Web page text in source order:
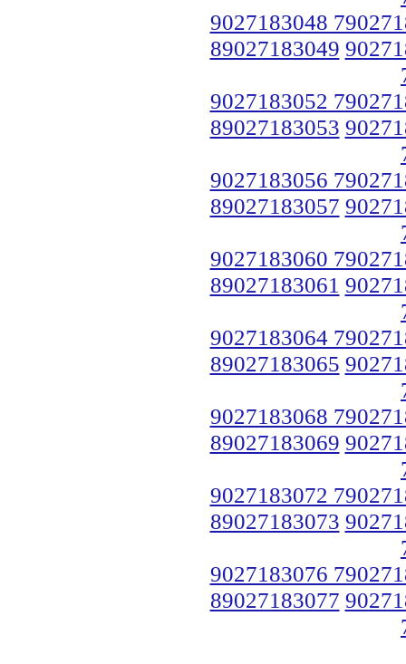
9027183048
89027183049
9027183052
89027183053
9027183056
89027183057
9027183060
89027183061
9027183064
89027183065
9027183068
89027183069
9027183072
89027183073
9027183076
89027183077